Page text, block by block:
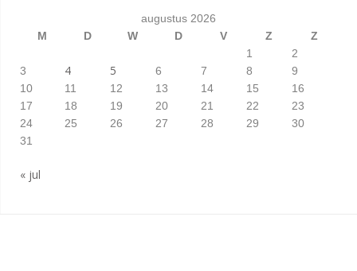
augustus 2026
M
D W D V Z
Z
1
2
3
4 5 6 7 8
9
10
11 12 13 14 15
16
17
18 19 20 21 22
23
24
25 26 27 28 29
30
31
« jul